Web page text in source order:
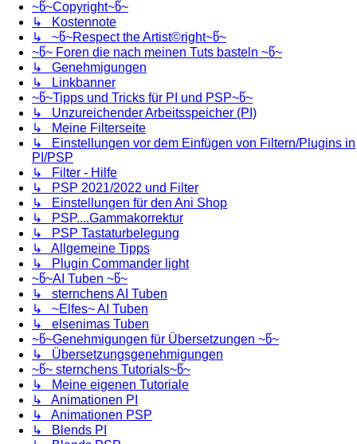
~წ~Copyright~წ~
↳ Kostennote
↳ ~წ~Respect the Artist©right~წ~
~წ~ Foren die nach meinen Tuts basteln ~წ~
↳ Genehmigungen
↳ Linkbanner
~წ~Tipps und Tricks für PI und PSP~წ~
↳ Unzureichender Arbeitsspeicher (PI)
↳ Meine Filterseite
↳ Einstellungen vor dem Einfügen von Filtern/Plugins in
PI/PSP
↳ Filter - Hilfe
↳ PSP 2021/2022 und Filter
↳ Einstellungen für den Ani Shop
↳ PSP....Gammakorrektur
↳ PSP Tastaturbelegung
↳ Allgemeine Tipps
↳ Plugin Commander light
~წ~AI Tuben ~წ~
↳ sternchens AI Tuben
↳ ~Elfes~ AI Tuben
↳ elsenimas Tuben
~წ~Genehmigungen für Übersetzungen ~წ~
↳ Übersetzungsgenehmigungen
~წ~ sternchens Tutorials~წ~
↳ Meine eigenen Tutoriale
↳ Animationen PI
↳ Animationen PSP
↳ Blends PI